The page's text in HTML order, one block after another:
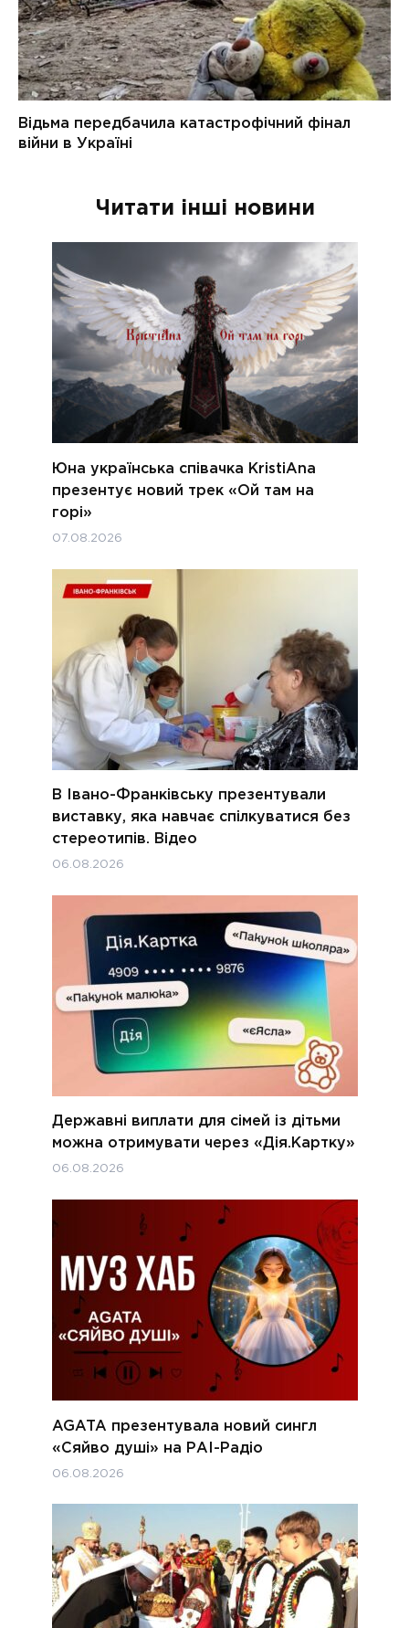
Читати інші новини
Юна українська співачка KristiAna
презентує новий трек «Ой там на
горі»
07.08.2026
В Івано-Франківську презентували
виставку, яка навчає спілкуватися без
стереотипів. Відео
06.08.2026
Державні виплати для сімей із дітьми
можна отримувати через «Дія.Картку»
06.08.2026
AGATA презентувала новий сингл
«Сяйво душі» на РАІ-Радіо
06.08.2026